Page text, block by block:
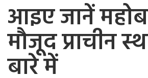
आइए जानें
मौजूद प्राचीन
बारे में